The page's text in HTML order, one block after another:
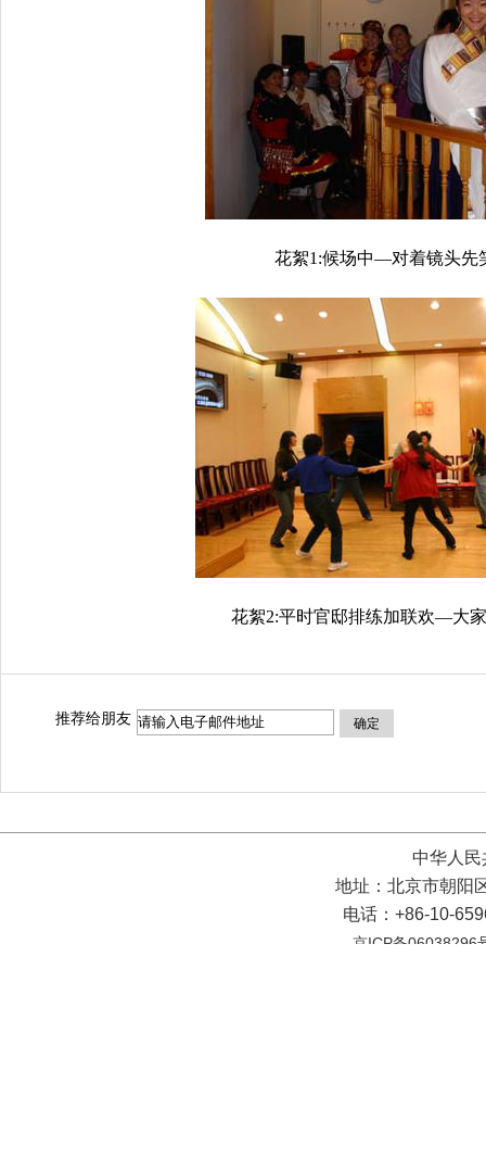
花絮1:候场中—对着镜头先
花絮2:平时官邸排练加联欢—大
推荐给朋友 确定
中华人
地址：北京市朝阳
电话：+86-10-
京ICP备06038296